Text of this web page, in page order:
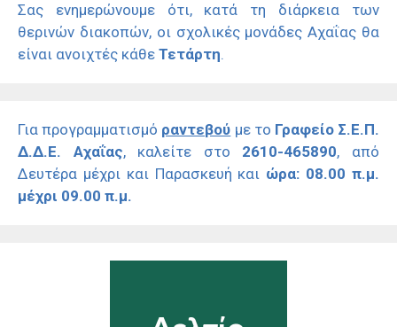
Σας ενημερώνουμε ότι, κατά τη διάρκεια των
θερινών διακοπών, οι σχολικές μονάδες Αχαΐας θα
είναι ανοιχτές κάθε Τετάρτη.
Για προγραμματισμό ραντεβού με το Γραφείο Σ.Ε.Π.
Δ.Δ.Ε. Αχαΐας, καλείτε στο 2610-465890, από
Δευτέρα μέχρι και Παρασκευή και ώρα: 08.00 π.μ.
μέχρι 09.00 π.μ.